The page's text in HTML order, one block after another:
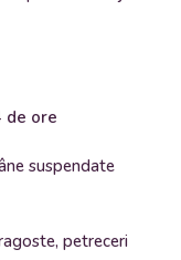
de ore
suspendate
petreceri